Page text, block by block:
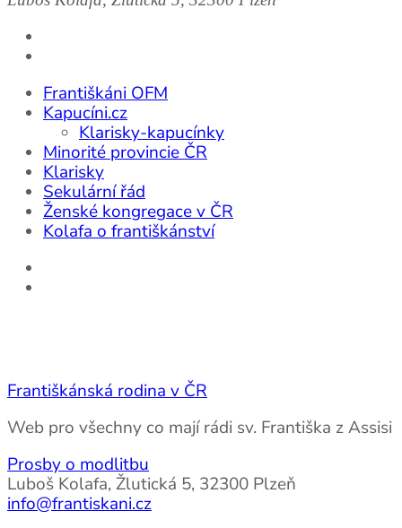
Františkáni OFM
Kapucíni.cz
Klarisky-kapucínky
Minorité provincie ČR
Klarisky
Sekulární řád
Ženské kongregace v ČR
Kolafa o františkánství
Františkánská rodina v ČR
Web pro všechny co mají rádi sv. Františka z Assisi
Prosby o modlitbu
Luboš Kolafa, Žlutická 5, 32300 Plzeň
info@frantiskani.cz